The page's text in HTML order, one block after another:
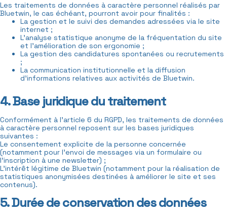
Les traitements de données à caractère personnel réalisés par
Bluetwin, le cas échéant, pourront avoir pour finalités :
La gestion et le suivi des demandes adressées via le site
internet ;
L’analyse statistique anonyme de la fréquentation du site
et l’amélioration de son ergonomie ;
La gestion des candidatures spontanées ou recrutements
;
La communication institutionnelle et la diffusion
d’informations relatives aux activités de Bluetwin.
4. Base juridique du traitement
Conformément à l’article 6 du RGPD, les traitements de données
à caractère personnel reposent sur les bases juridiques
suivantes :
Le consentement explicite de la personne concernée
(notamment pour l’envoi de messages via un formulaire ou
l’inscription à une newsletter) ;
L’intérêt légitime de Bluetwin (notamment pour la réalisation de
statistiques anonymisées destinées à améliorer le site et ses
contenus).
5. Durée de conservation des données